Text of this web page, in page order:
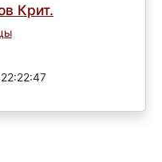
Крит.
22:22:47